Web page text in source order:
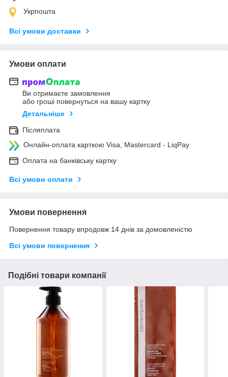
Укрпошта
Всі умови доставки
Умови оплати
Ви отримаєте замовлення
або гроші повернуться на вашу картку
Детальніше
Післяплата
Онлайн-оплата карткою Visa, Mastercard - LiqPay
Оплата на банківську картку
Всі умови оплати
Умови повернення
Повернення товару впродовж 14 днів за домовленістю
Всі умови повернення
Подібні товари компанії